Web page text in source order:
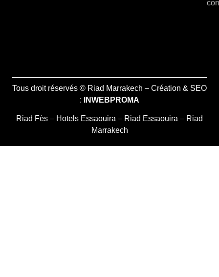
Tous droit réservés © Riad Marrakech – Création & SEO
:
INWEBPROMA
Riad Fès – Hotels Essaouira – Riad Essaouira – Riad
Marrakech